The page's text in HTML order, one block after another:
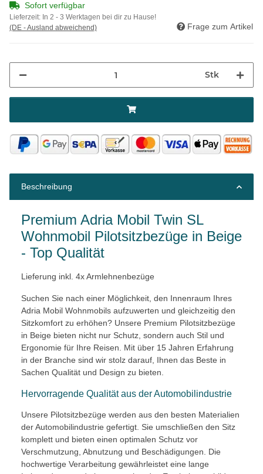
Sofort verfügbar
Lieferzeit: In 2 - 3 Werktagen bei dir zu Hause!
(DE - Ausland abweichend)
Frage zum Artikel
Stk
Beschreibung
Premium Adria Mobil Twin SL
Wohnmobil Pilotsitzbezüge in Beige
- Top Qualität
Lieferung inkl. 4x Armlehnenbezüge
Suchen Sie nach einer Möglichkeit, den Innenraum Ihres
Adria Mobil Wohnmobils aufzuwerten und gleichzeitig den
Sitzkomfort zu erhöhen? Unsere Premium Pilotsitzbezüge
in Beige bieten nicht nur Schutz, sondern auch Stil und
Ergonomie für Ihre Reisen. Mit über 15 Jahren Erfahrung
in der Branche sind wir stolz darauf, Ihnen das Beste in
Sachen Qualität und Design zu bieten.
Hervorragende Qualität aus der Automobilindustrie
Unsere Pilotsitzbezüge werden aus den besten Materialien
der Automobilindustrie gefertigt. Sie umschließen den Sitz
komplett und bieten einen optimalen Schutz vor
Verschmutzung, Abnutzung und Beschädigungen. Die
hochwertige Verarbeitung gewährleistet eine lange